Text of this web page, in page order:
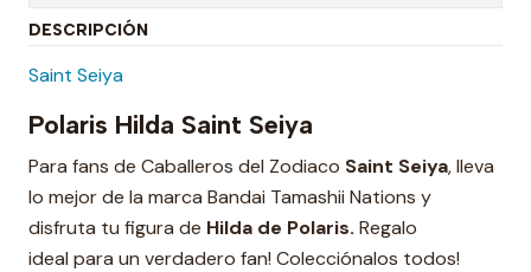
DESCRIPCIÓN
Saint Seiya
Polaris Hilda Saint Seiya
Para fans de Caballeros del Zodiaco Saint Seiya, lleva
lo mejor de la marca Bandai Tamashii Nations y
disfruta tu figura de Hilda de Polaris. Regalo
ideal para un verdadero fan! Colecciónalos todos!